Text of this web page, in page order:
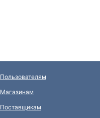
Пользователям
Магазинам
Поставщикам